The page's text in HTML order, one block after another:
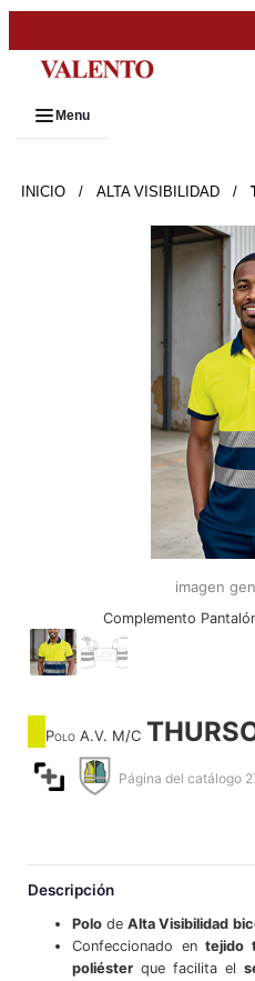
Menu
INICIO / ALTA VISIBILIDAD /
imagen
Complemento
Polo A.V. M/C
Página del catálogo
Descripción
Polode Alta Visibilidad
Confeccionado entejido
poliésterque facilita el